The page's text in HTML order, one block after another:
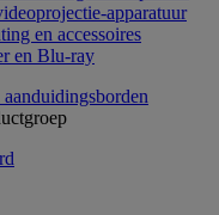
apparatuur
en accessoires
en Blu-ray